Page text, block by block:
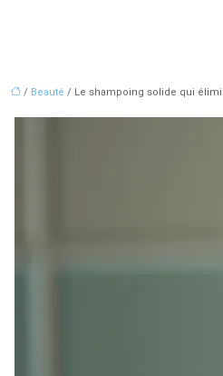
/ Beauté / Le shampoing solide qui